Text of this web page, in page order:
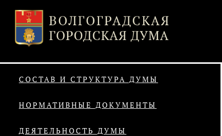
СОСТАВ И СТРУКТУРА ДУМЫ
НОРМАТИВНЫЕ ДОКУМЕНТЫ
ДЕЯТЕЛЬНОСТЬ ДУМЫ